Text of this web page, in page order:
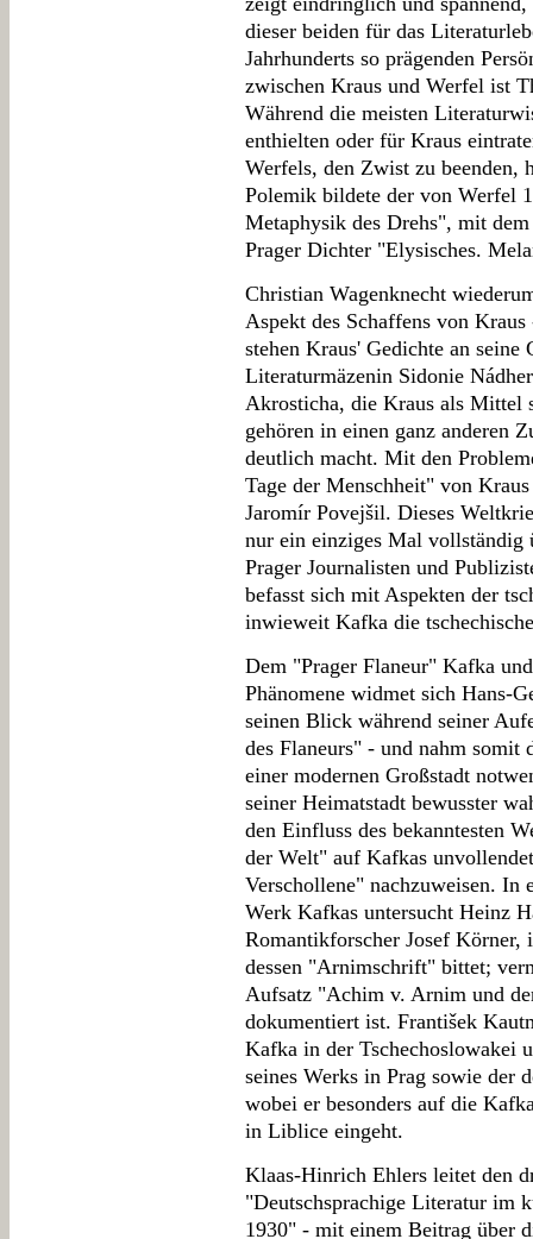
dieser beiden für das
Jahrhunderts so prägenden
zwischen Kraus und Werfel ist
Während die meisten
enthielten oder für Kraus
Werfels, den Zwist zu beenden,
Polemik bildete der von Werfel
Metaphysik des Drehs", mit
Prager Dichter "Elysisches.
Christian Wagenknecht
Aspekt des Schaffens von
stehen Kraus' Gedichte an
Literaturmäzenin Sidonie
Akrosticha, die Kraus als Mittel
gehören in einen ganz anderen
deutlich macht. Mit den
Tage der Menschheit" von
Jaromír Povejšil. Dieses
nur ein einziges Mal vollständig
Prager Journalisten und
befasst sich mit Aspekten der
inwieweit Kafka die
Dem "Prager Flaneur" Kafka
Phänomene widmet sich Hans-
seinen Blick während seiner
des Flaneurs" - und nahm
einer modernen Großstadt
seiner Heimatstadt bewusster
den Einfluss des bekanntesten
der Welt" auf Kafkas
Verschollene" nachzuweisen. In
Werk Kafkas untersucht Heinz
Romantikforscher Josef Körner,
dessen "Arnimschrift" bittet;
Aufsatz "Achim v. Arnim und
dokumentiert ist. František
Kafka in der Tschechoslowakei
seines Werks in Prag sowie der
wobei er besonders auf die
in Liblice eingeht.
Klaas-Hinrich Ehlers leitet den
"Deutschsprachige Literatur im
1930" - mit einem Beitrag über